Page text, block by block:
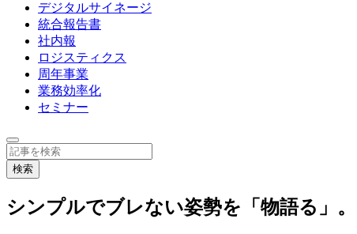
デジタルサイネージ
統合報告書
社内報
ロジスティクス
周年事業
業務効率化
セミナー
シンプルでブレない姿勢を「物語る」